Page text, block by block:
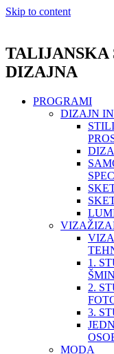
Skip to content
TALIJANSKA
DIZAJNA
PROGRAMI
DIZAJN
1.
2.
3.
MODA